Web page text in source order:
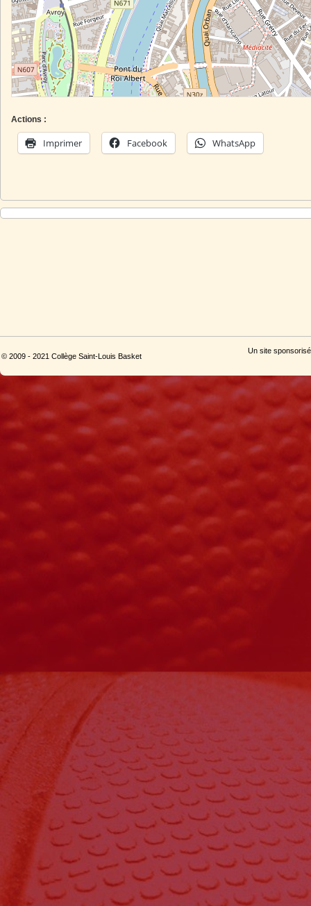
Actions :
Imprimer Facebook WhatsApp
© 2009 - 2021 Collège Saint-Louis Basket
Un site